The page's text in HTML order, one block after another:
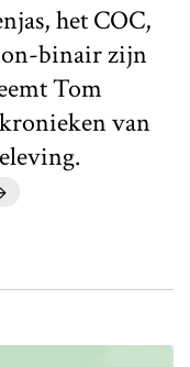
het COC,
binair zijn
Tom
van